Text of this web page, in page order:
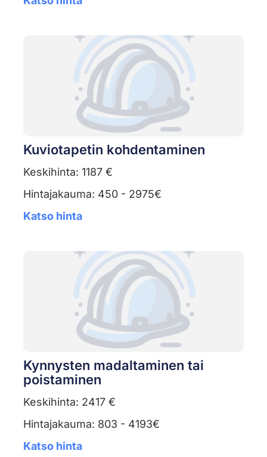
Kuviotapetin kohdentaminen
Keskihinta: 1187 €
Hintajakauma: 450 - 2975€
Katso hinta
Kynnysten madaltaminen tai
poistaminen
Keskihinta: 2417 €
Hintajakauma: 803 - 4193€
Katso hinta